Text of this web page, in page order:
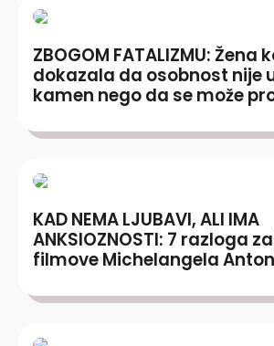
ZBOGOM FATALIZMU: Žena
dokazala da osobnost nije
kamen nego da se može
KAD NEMA LJUBAVI, ALI IMA
ANKSIOZNOSTI: 7 razloga
filmove Michelangela